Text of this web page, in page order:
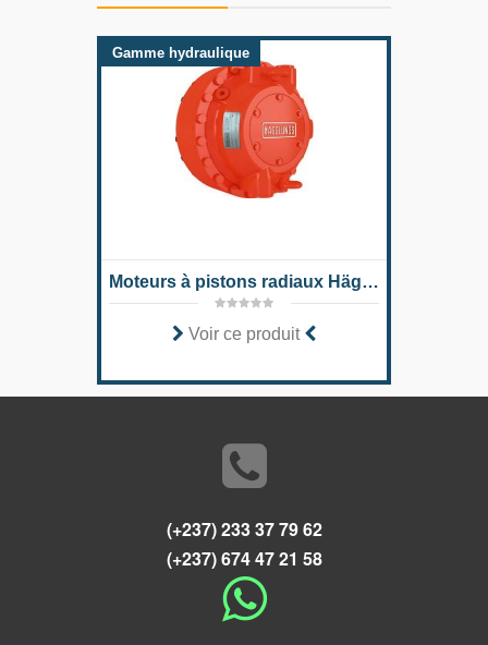
Gamme hydraulique
Moteurs à pistons radiaux Hägglunds CAb
Voir ce produit
(+237) 233 37 79 62
(+237) 674 47 21 58